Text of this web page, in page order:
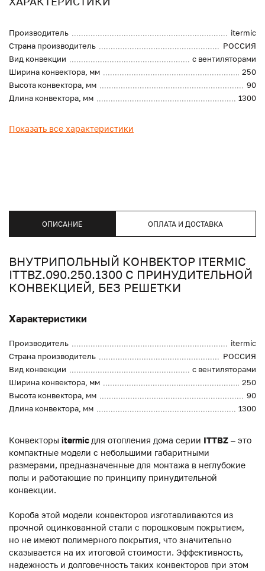
Производитель
itermic
Страна производитель
РОССИЯ
Вид конвекции
с вентиляторами
Ширина конвектора, мм
250
Высота конвектора, мм
90
Длина конвектора, мм
1300
Показать все характеристики
ОПИСАНИЕ ОПЛАТА И ДОСТАВКА
ВНУТРИПОЛЬНЫЙ КОНВЕКТОР ITERMIC
ITTBZ.090.250.1300 С ПРИНУДИТЕЛЬНОЙ
КОНВЕКЦИЕЙ, БЕЗ РЕШЕТКИ
Характеристики
Производитель
itermic
Страна производитель
РОССИЯ
Вид конвекции
с вентиляторами
Ширина конвектора, мм
250
Высота конвектора, мм
90
Длина конвектора, мм
1300
Конвекторы itermic для отопления дома серии ITTBZ – это
компактные модели с небольшими габаритными
размерами, предназначенные для монтажа в неглубокие
полы и работающие по принципу принудительной
конвекции.
Короба этой модели конвекторов изготавливаются из
прочной оцинкованной стали с порошковым покрытием,
но не имеют полимерного покрытия, что значительно
сказывается на их итоговой стоимости. Эффективность,
надежность и долговечность таких конвекторов при этом